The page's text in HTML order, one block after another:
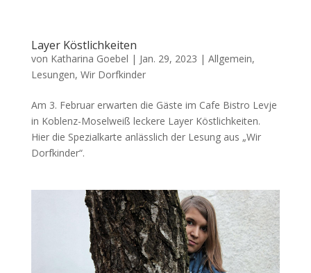
Layer Köstlichkeiten
von Katharina Goebel | Jan. 29, 2023 | Allgemein,
Lesungen, Wir Dorfkinder
Am 3. Februar erwarten die Gäste im Cafe Bistro Levje
in Koblenz-Moselweiß leckere Layer Köstlichkeiten.
Hier die Spezialkarte anlässlich der Lesung aus „Wir
Dorfkinder“.